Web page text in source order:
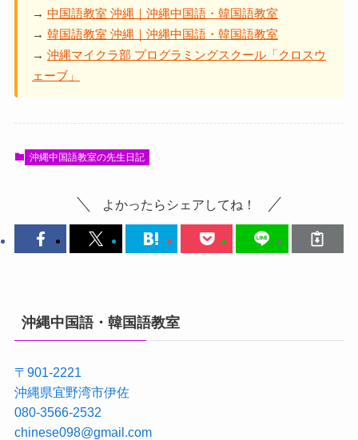
→ 中国語教室 沖縄｜沖縄中国語・韓国語教室
→ 韓国語教室 沖縄｜沖縄中国語・韓国語教室
→ 沖縄マイクラ部 プログラミングスクール「クロスウ
ェーブ」
沖縄中国語教室の先生日記
よかったらシェアしてね！
沖縄中国語・韓国語教室
〒901-2221
沖縄県宜野湾市伊佐
080-3566-2532
chinese098@gmail.com